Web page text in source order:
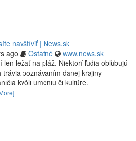
navštíviť | News.sk
ago Ostatné
www.news.sk
len ležať na pláž. Niektorí ľudia obľubujú
trávia poznávaním danej krajiny
kvôli umeniu či kultúre.